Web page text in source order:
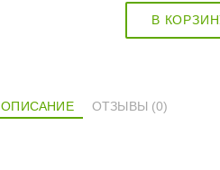
В
ОПИСАНИЕ ОТЗЫВЫ (0)